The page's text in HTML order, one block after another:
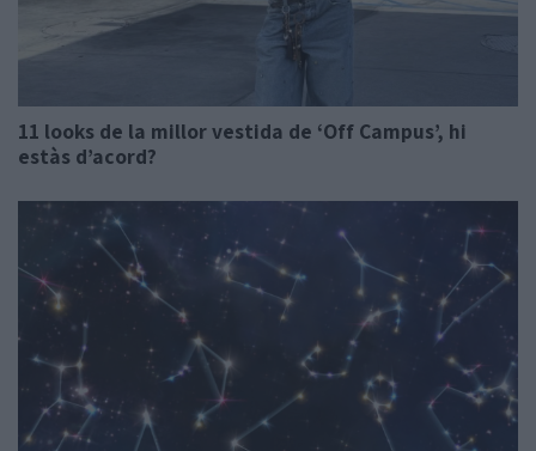
11 looks de la millor vestida de ‘Off Campus’, hi
estàs d’acord?